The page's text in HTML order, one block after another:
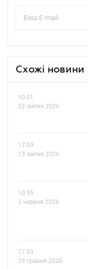
Схожі новини
10.01
22 липня 2026
17.09
13 липня 2026
10.55
3 червня 2026
17.03
29 травня 2026